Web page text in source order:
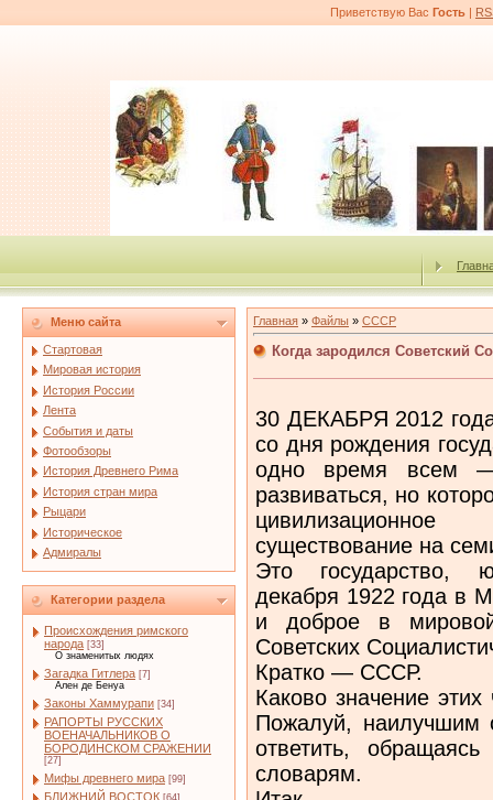
Приветствую Вас Гость |
Меню сайта
Стартовая
Мировая история
История России
Лента
События и даты
Фотообзоры
История Древнего Рима
История стран мира
Рыцари
Историческое
Адмиралы
Категории раздела
Происхождения римского
народа [33]
О знаменитых людях
Загадка Гитлера [7]
Ален де Бенуа
Законы Хаммурапи [34]
РАПОРТЫ РУССКИХ
ВОЕНАЧАЛЬНИКОВ О
БОРОДИНСКОМ СРАЖЕНИИ
[27]
Мифы древнего мира [99]
БЛИЖНИЙ ВОСТОК [64]
Главная » Файлы » СССР
Когда зародился Советский
30 ДЕКАБРЯ 2012
со дня рождения
одно время всем
развиваться, но
цивилизационное
существование на
Это государство,
декабря 1922 года в
и доброе в
Советских
Кратко — СССР.
Каково значение
Пожалуй, наилучшим
ответить,
словарям.